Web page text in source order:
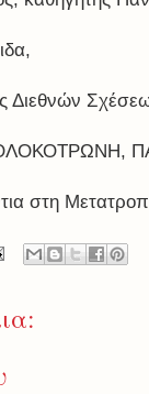
Διεθνών
στη